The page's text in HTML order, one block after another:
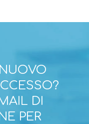
DI
PER